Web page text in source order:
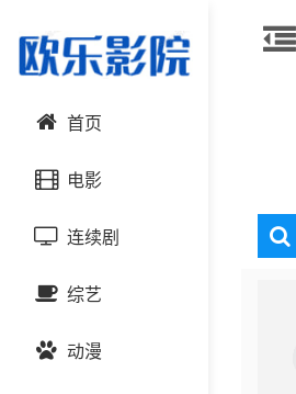
首页
电影
动作片
喜剧片
爱情片
连续剧
国产剧
港台剧
综艺
大陆综艺
动漫